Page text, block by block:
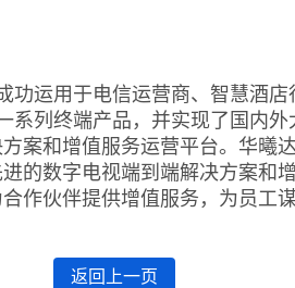
运用于电信运营商、智慧酒店
系列终端产品，并实现了国内
案和增值服务运营平台。华曦
的数字电视端到端解决方案和
作伙伴提供增值服务，为员工
返回上一页